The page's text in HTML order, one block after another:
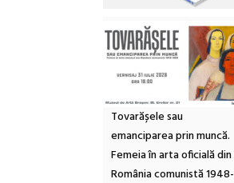
Tovarășele sau
emanciparea prin muncă.
Femeia în arta oficială din
România comunistă 1948-